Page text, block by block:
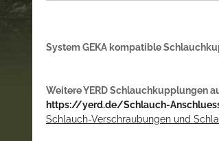
System GEKA kompatible
Weitere YERD Schlauchkupplungen
https://yerd.de/Schlauch-
Schlauch-Verschraubungen und